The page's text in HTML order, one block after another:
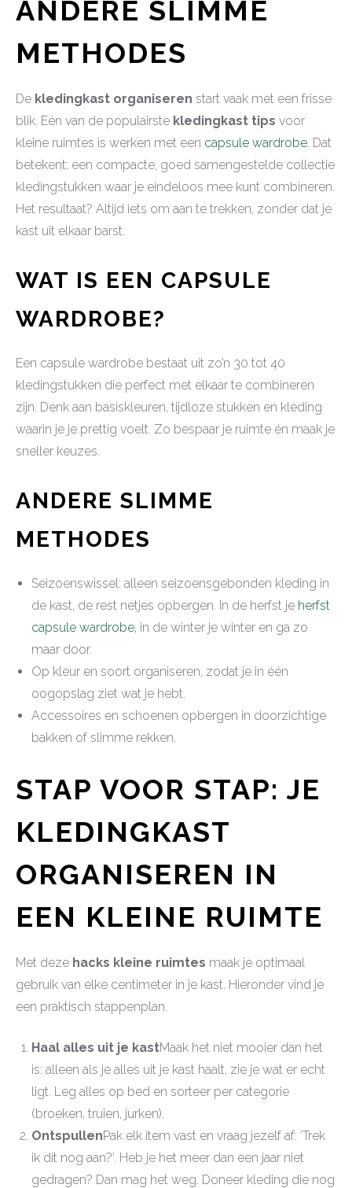
ANDERE SLIMME
METHODES
De kledingkast organiseren start vaak met een frisse
blik. Eén van de populairste kledingkast tips voor
kleine ruimtes is werken met een capsule wardrobe. Dat
betekent: een compacte, goed samengestelde collectie
kledingstukken waar je eindeloos mee kunt combineren.
Het resultaat? Altijd iets om aan te trekken, zonder dat je
kast uit elkaar barst.
WAT IS EEN CAPSULE
WARDROBE?
Een capsule wardrobe bestaat uit zo’n 30 tot 40
kledingstukken die perfect met elkaar te combineren
zijn. Denk aan basiskleuren, tijdloze stukken en kleding
waarin je je prettig voelt. Zo bespaar je ruimte én maak je
sneller keuzes.
ANDERE SLIMME
METHODES
Seizoenswissel: alleen seizoensgebonden kleding in
de kast, de rest netjes opbergen. In de herfst je herfst
capsule wardrobe, in de winter je winter en ga zo
maar door.
Op kleur en soort organiseren, zodat je in één
oogopslag ziet wat je hebt.
Accessoires en schoenen opbergen in doorzichtige
bakken of slimme rekken.
STAP VOOR STAP: JE
KLEDINGKAST
ORGANISEREN IN
EEN KLEINE RUIMTE
Met deze hacks kleine ruimtes maak je optimaal
gebruik van elke centimeter in je kast. Hieronder vind je
een praktisch stappenplan.
Haal alles uit je kastMaak het niet mooier dan het
is: alleen als je alles uit je kast haalt, zie je wat er echt
ligt. Leg alles op bed en sorteer per categorie
(broeken, truien, jurken).
OntspullenPak elk item vast en vraag jezelf af: ‘Trek
ik dit nog aan?’. Heb je het meer dan een jaar niet
gedragen? Dan mag het weg. Doneer kleding die nog